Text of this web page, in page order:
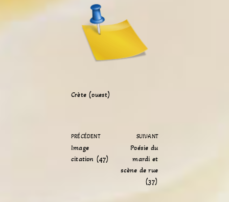
Crète (ouest)
PRÉCÉDENT
Image
citation (47)
SUIVANT
Poésie du
mardi et
scène de rue
(37)